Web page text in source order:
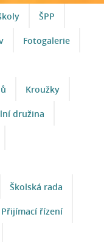
ŠPP
Fotogalerie
Kroužky
družina
Školská rada
Přijímací řízení